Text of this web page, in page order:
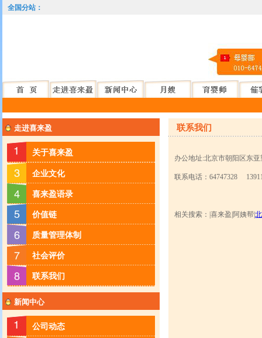
全国分站：
嫂育儿嫂随时都是试用期，不合适可以调换，一切用服务说话！！
走进喜来盈
关于喜来盈
企业文化
喜来盈语录
价值链
质量管理体制
社会评价
联系我们
新闻中心
公司动态
联系我们
办公地址:北京市朝阳区东
联系电话：64747328
相关搜索：|喜来盈|阿姨帮|